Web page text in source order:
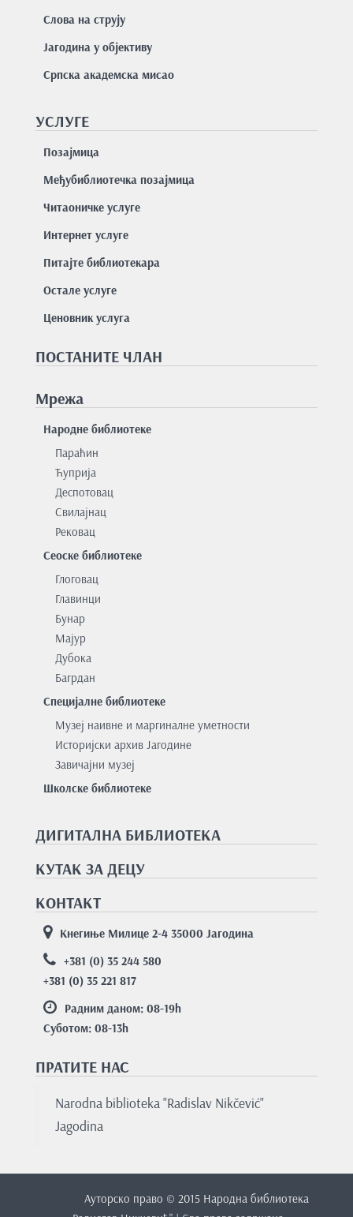
Слова на струју
Јагодина у објективу
Српска академска мисао
УСЛУГЕ
Позајмицa
Међубиблиотечка позајмица
Читаоничке услуге
Интернет услуге
Питајте библиотекара
Остале услуге
Ценовник услуга
ПОСТАНИТЕ ЧЛАН
Мрежа
Народне библиотеке
Параћин
Ћуприја
Деспотовац
Свилајнац
Рековац
Сеоске библиотеке
Глоговац
Главинци
Бунар
Мајур
Дубока
Багрдан
Специјалне библиотеке
Музеј наивне и маргиналне уметности
Историјски архив Јагодине
Завичајни музеј
Школске библиотеке
ДИГИТАЛНА БИБЛИОТЕКА
КУТАК ЗА ДЕЦУ
КОНТАКТ
Кнегиње Милице 2-4 35000 Јагодина
+381 (0) 35 244 580
+381 (0) 35 221 817
Радним даном: 08-19h
Суботом: 08-13h
ПРАТИТЕ НАС
Nаrodnа bibliotekа "Rаdislаv Nikčević"
Jаgodinа
Ауторско право © 2015 Народна библиотека